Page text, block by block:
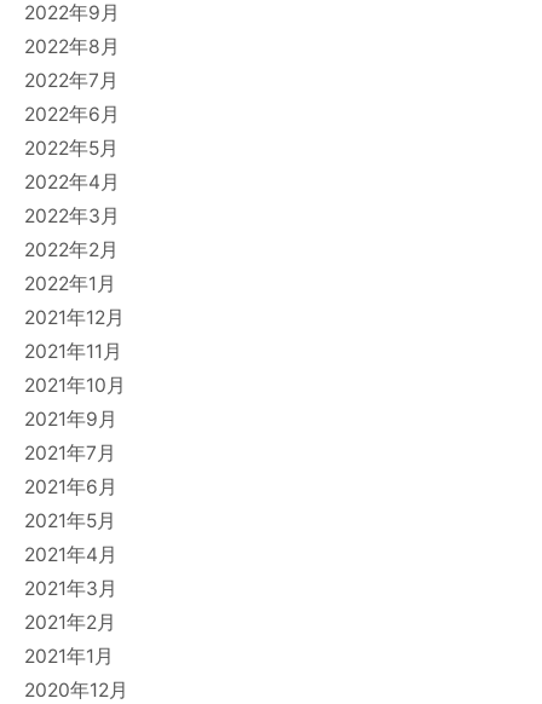
2022年9月
2022年8月
2022年7月
2022年6月
2022年5月
2022年4月
2022年3月
2022年2月
2022年1月
2021年12月
2021年11月
2021年10月
2021年9月
2021年7月
2021年6月
2021年5月
2021年4月
2021年3月
2021年2月
2021年1月
2020年12月